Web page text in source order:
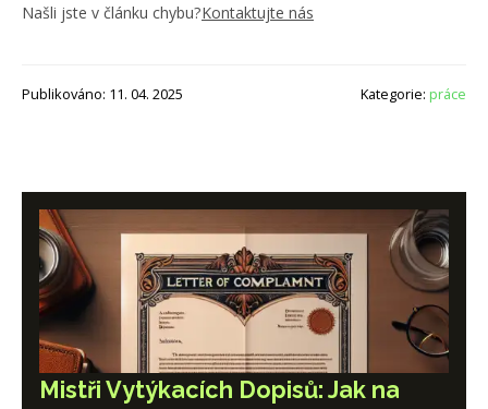
Našli jste v článku chybu?Kontaktujte nás
Publikováno: 11. 04. 2025 Kategorie: práce
Mistři Vytýkacích Dopisů: Jak na